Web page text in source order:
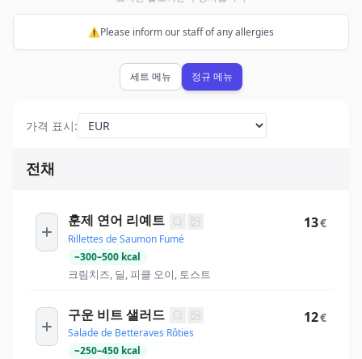
⚠️Please inform our staff of any allergies
세트 메뉴 정규 메뉴
가격 표시:
전채
훈제 연어 리예트
Rillettes de Saumon Fumé
~300–500 kcal
크림치즈, 딜, 피클 오이, 토스트
13€
구운 비트 샐러드
Salade de Betteraves Rôties
~250–450 kcal
12€